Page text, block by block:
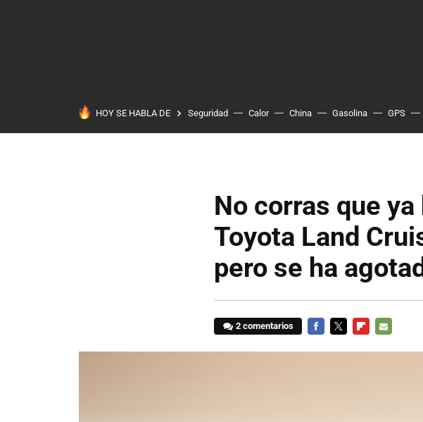
HOY SE HABLA DE Seguridad Calor China Gasolina GPS
No corras que
Toyota Land
pero se ha
2 comentarios